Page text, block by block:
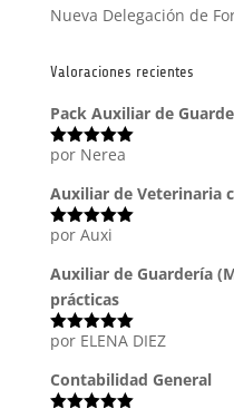
Nueva Delegación de
Valoraciones recientes
Pack Auxiliar de
Valorado
por Nerea
Auxiliar de Veterinaria
Valorado
por Auxi
Auxiliar de Guardería
prácticas
Valorado
por ELENA DIEZ
Contabilidad General